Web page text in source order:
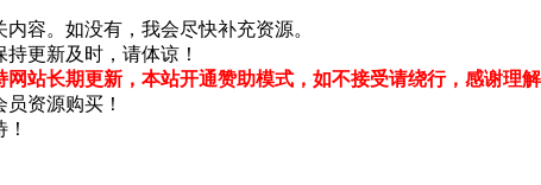
容。如没有，我会尽快补充资源。
更新及时，请体谅！
站长期更新，本站开通赞助模式，如不接受请绕行，感谢理解
资源购买！